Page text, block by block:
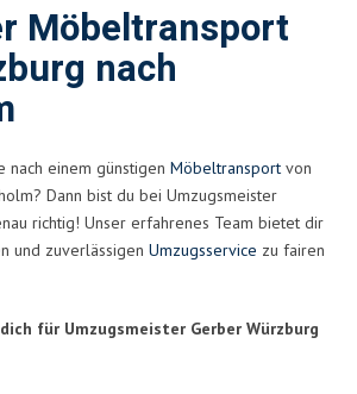
Möbeltransport
nach
nach einem günstigen Möbeltransport von
Dann bist du bei Umzugsmeister
richtig! Unser erfahrenes Team bietet dir
und zuverlässigen Umzugsservice zu fairen
für Umzugsmeister Gerber Würzburg